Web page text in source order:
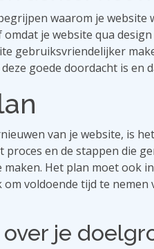
waarom je website
je website qua
gebruiksvriendelijker
goede doordacht is en
van je website, is
en de stappen die
Het plan moet ook
voldoende tijd te
je